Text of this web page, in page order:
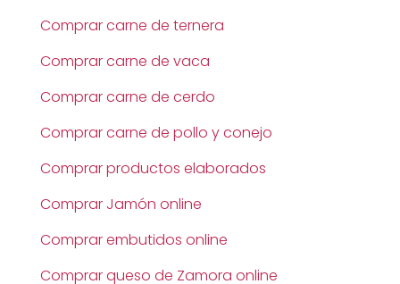
Comprar carne de ternera
Comprar carne de vaca
Comprar carne de cerdo
Comprar carne de pollo y conejo
Comprar productos elaborados
Comprar Jamón online
Comprar embutidos online
Comprar queso de Zamora online